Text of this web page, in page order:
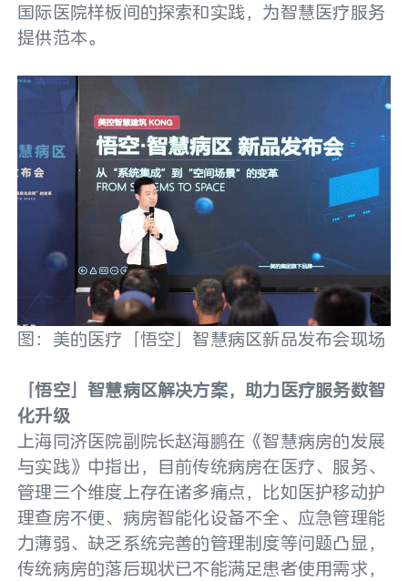
国际医院样板间的探索和实践，为智慧医疗服务
提供范本。
图：美的医疗「悟空」智慧病区新品发布会现场
「悟空」智慧病区解决方案，助力医疗服务数智
化升级
上海同济医院副院长赵海鹏在《智慧病房的发展
与实践》中指出，目前传统病房在医疗、服务、
管理三个维度上存在诸多痛点，比如医护移动护
理查房不便、病房智能化设备不全、应急管理能
力薄弱、缺乏系统完善的管理制度等问题凸显，
传统病房的落后现状已不能满足患者使用需求，